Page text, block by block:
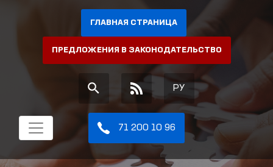
ГЛАВНАЯ СТРАНИЦА
ПРЕДЛОЖЕНИЯ В ЗАКОНОДАТЕЛЬСТВО
РУ
71 200 10 96